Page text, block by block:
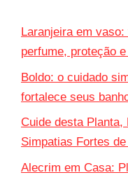
Laranjeira em
perfume, proteção
Boldo: o cuidado
fortalece seus
Cuide desta
Simpatias Fortes
Alecrim em Casa: